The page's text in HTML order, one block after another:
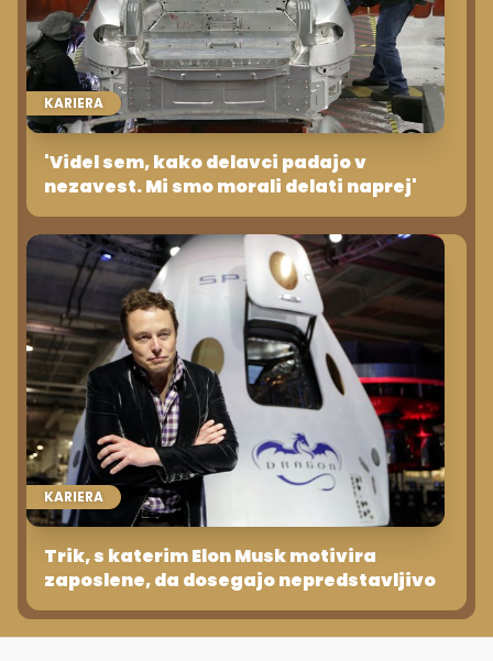
KARIERA
'Videl sem, kako delavci padajo v
nezavest. Mi smo morali delati naprej'
KARIERA
Trik, s katerim Elon Musk motivira
zaposlene, da dosegajo nepredstavljivo